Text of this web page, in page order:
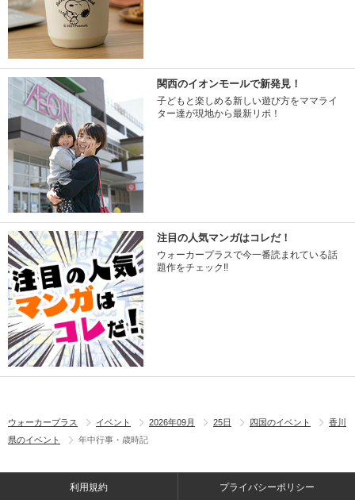
関西のイオンモールで新発見！
子どもと楽しめる新しい遊び方をママライ
ター達が現地から最新リポ！
注目の人気マンガはコレだ！
ウォーカープラスで今一番読まれている話
題作をチェック!!
ウォーカープラス イベント 2026年09月 25日 四国のイベント
香川
県のイベント
年中行事・歳時記
利用規約 プライバシーポリシー